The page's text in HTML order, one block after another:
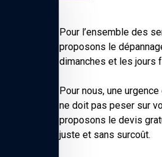
Pour l’ensemble des
proposons le
dimanches et les jours
Pour nous, une
ne doit pas peser sur
proposons le devis
juste et sans surcoût.